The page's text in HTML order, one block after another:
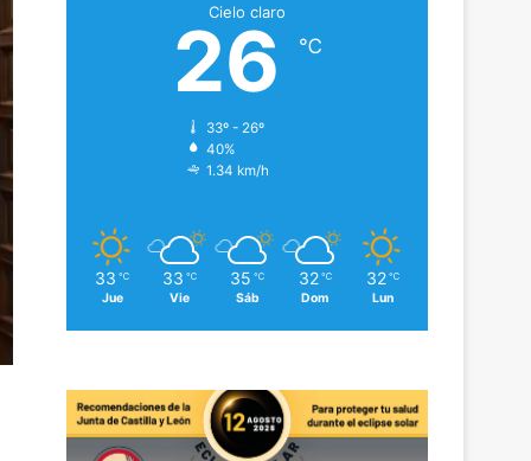
Cielo claro
26 ℃
33º - 26º
40%
1.34 km/h
33 ℃
Jue
33 ℃
Vie
35 ℃
Sáb
32 ℃
Dom
32 ℃
Lun